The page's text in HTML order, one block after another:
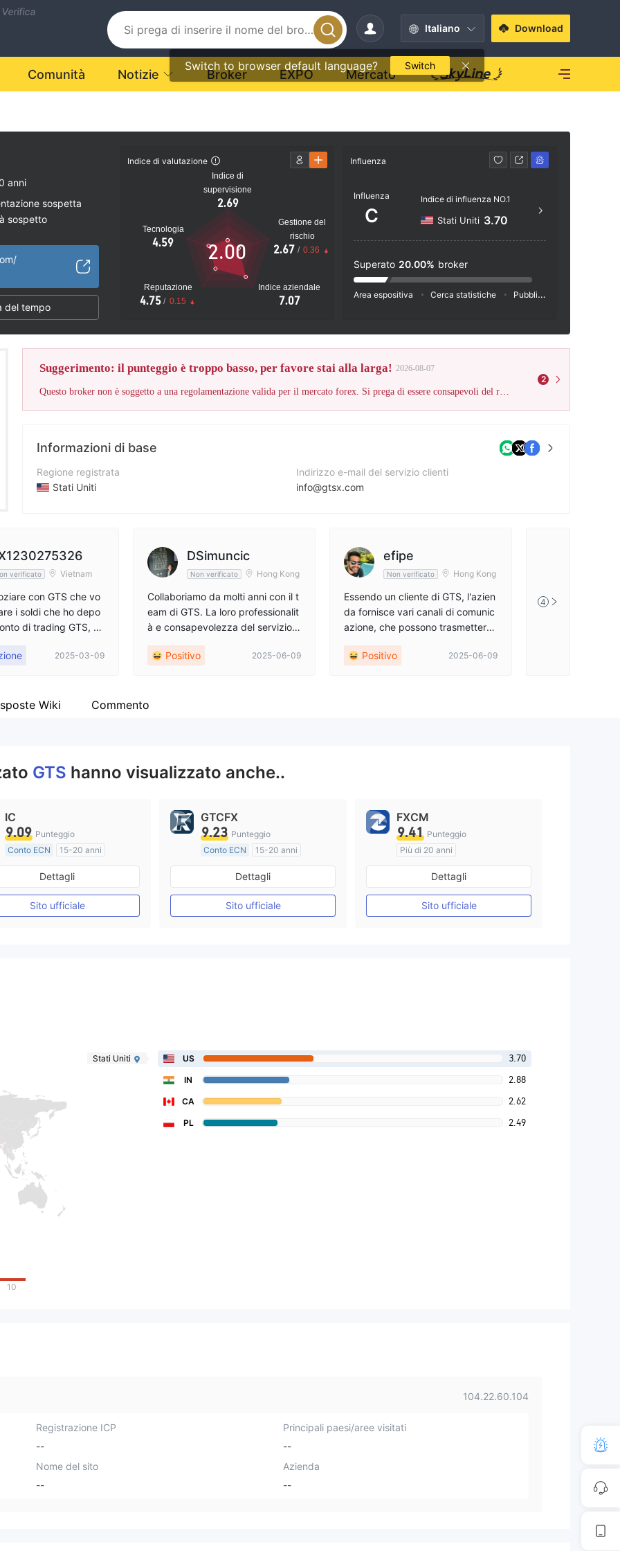
Italiano
Switch to browser default language? Switch
Download
Comunità Notizie Broker EXPO Mercato
anni
sospetta
sospetto
del tempo
Indice di valutazione
Indice di
supervisione
2.69
Tecnologia
4.59
Reputazione
4.75 / 0.15
Indice aziendale
7.07
Gestione del
rischio
2.67 / 0.36
2.00
Influenza
Influenza
C
Indice di influenza NO.1
Stati Uniti 3.70
Superato 20.00% broker
Area espositiva Cerca statistiche Pubblicità
Suggerimento: il punteggio è troppo basso, per favore stai alla larga! 2026-08-07
Questo broker non è soggetto a una regolamentazione valida per il mercato forex. Si prega di essere consapevoli del rischio!
2
Informazioni di base
Regione registrata
Stati Uniti
Azienda
GTS
Indirizzo e-mail del servizio clienti
info@gtsx.com
Sito web aziendale
http://www.gtsx.com/
verificato Vietnam
con GTS che vo
i soldi che ho depo
di trading GTS, ch
di prelevare i profitti,
di trading GTS, p
quando accedo all'acc
visualizzato che l'acc
2025-03-09
DSimuncic
Non verificato Hong Kong
Collaboriamo da molti anni con il t
eam di GTS. La loro professionalit
à e consapevolezza del servizio s
o di fornire approfondimenti di me
Positivo 2025-06-09
efipe
Non verificato Hong Kong
Essendo un cliente di GTS, l'azien
da fornisce vari canali di comunic
azione, che possono trasmettere
ioni dell'azienda e la situazione ge
Positivo 2025-06-09
4
Wiki Commento
GTS hanno visualizzato anche..
IC
9.09 Punteggio
Conto ECN
15-20 anni
Regolamentato in Australia
Market Making (MM)
Etichetta principale MT4
Dettagli
Sito ufficiale
GTCFX
9.23 Punteggio
Conto ECN
15-20 anni
Regolamentato in Regno Unito
Market Making (MM)
Etichetta principale MT4
Dettagli
Sito ufficiale
FXCM
9.41 Punteggio
Più di 20 anni
Regolamentato in Australia
Market Making (MM)
Etichetta principale MT4
Dettagli
Sito ufficiale
10
Stati Uniti US 3.70
IN 2.88
CA 2.62
PL 2.49
104.22.60.104
Registrazione ICP
--
Principali paesi/aree visitati
--
Nome del sito
--
Azienda
--